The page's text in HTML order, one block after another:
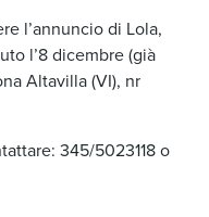
l’annuncio di Lola,
l’8 dicembre (già
Altavilla (VI), nr
345/5023118 o